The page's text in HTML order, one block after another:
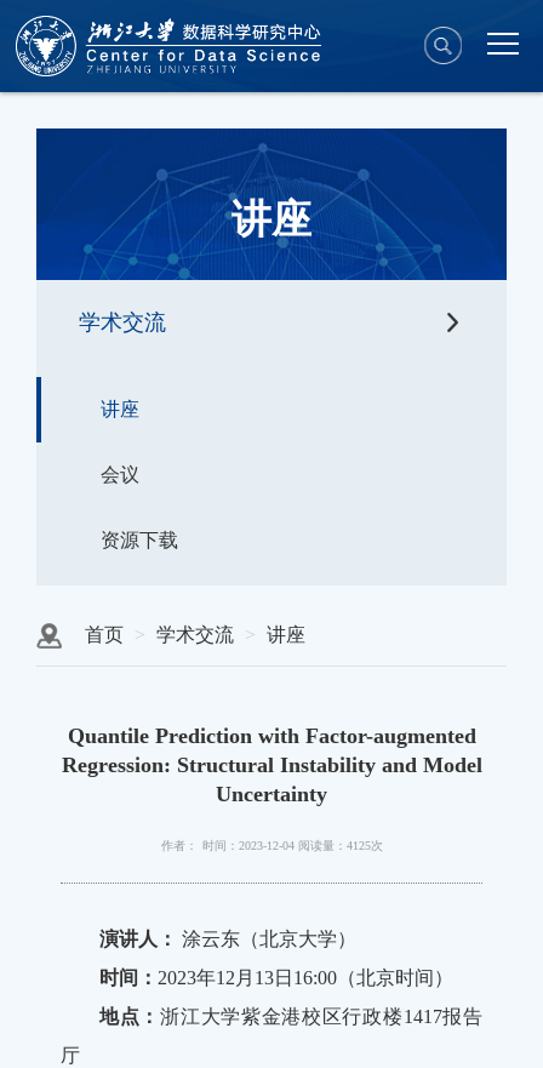
讲座
学术交流
讲座
会议
资源下载
首页 学术交流 讲座
Quantile Prediction with Factor-augmented
Regression: Structural Instability and Model
Uncertainty
作者： 时间：2023-12-04 阅读量：4125次
演讲人： 涂云东（北京大学）
时间： 2023年12月13日16:00（北京时间）
地点：浙江大学紫金港校区行政楼1417报告
厅